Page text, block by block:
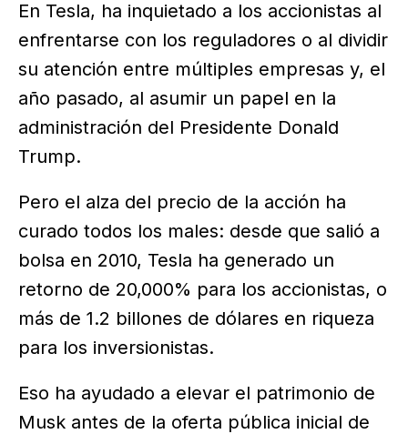
En Tesla, ha inquietado a los accionistas al
enfrentarse con los reguladores o al dividir
su atención entre múltiples empresas y, el
año pasado, al asumir un papel en la
administración del Presidente Donald
Trump.
Pero el alza del precio de la acción ha
curado todos los males: desde que salió a
bolsa en 2010, Tesla ha generado un
retorno de 20,000% para los accionistas, o
más de 1.2 billones de dólares en riqueza
para los inversionistas.
Eso ha ayudado a elevar el patrimonio de
Musk antes de la oferta pública inicial de